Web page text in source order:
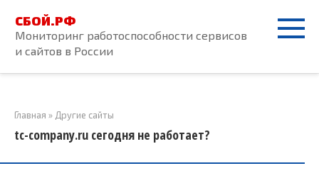
контенту
СБОЙ.РФ
Мониторинг работоспособности сервисов
и сайтов в России
Главная » Другие сайты
tc-company.ru сегодня не работает?